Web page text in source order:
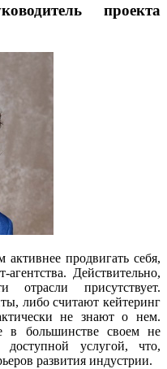
проекта
продвигать себя,
Действительно,
отрасли присутствует.
либо считают кейтеринг
не знают о нем.
в большинстве своем не
услугой, что,
развития индустрии.